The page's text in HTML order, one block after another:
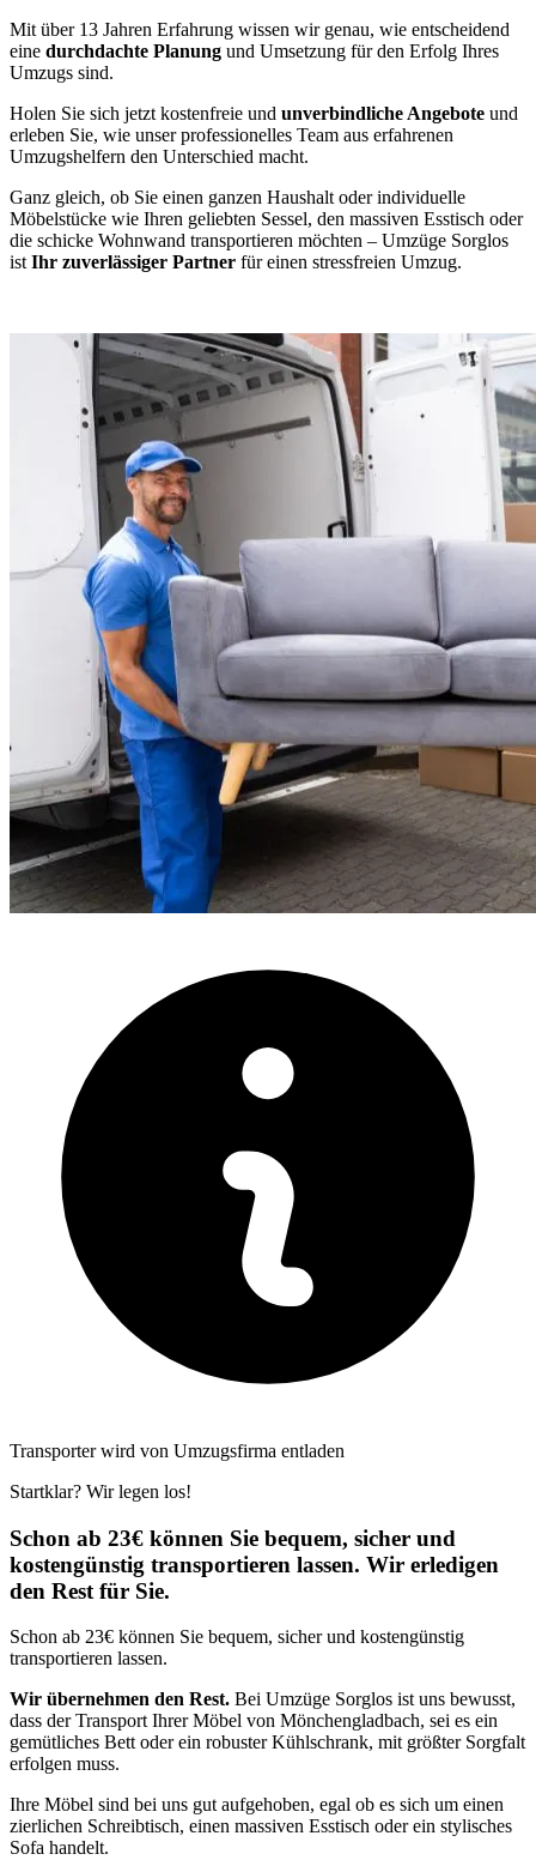
Mit über 13 Jahren Erfahrung wissen wir genau, wie entscheidend
eine durchdachte Planung und Umsetzung für den Erfolg Ihres
Umzugs sind.
Holen Sie sich jetzt kostenfreie und unverbindliche Angebote und
erleben Sie, wie unser professionelles Team aus erfahrenen
Umzugshelfern den Unterschied macht.
Ganz gleich, ob Sie einen ganzen Haushalt oder individuelle
Möbelstücke wie Ihren geliebten Sessel, den massiven Esstisch oder
die schicke Wohnwand transportieren möchten – Umzüge Sorglos
ist Ihr zuverlässiger Partner für einen stressfreien Umzug.
Transporter wird von Umzugsfirma entladen
Startklar? Wir legen los!
Schon ab 23€ können Sie bequem, sicher und
kostengünstig transportieren lassen. Wir erledigen
den Rest für Sie.
Schon ab 23€ können Sie bequem, sicher und kostengünstig
transportieren lassen.
Wir übernehmen den Rest. Bei Umzüge Sorglos ist uns bewusst,
dass der Transport Ihrer Möbel von Mönchengladbach, sei es ein
gemütliches Bett oder ein robuster Kühlschrank, mit größter Sorgfalt
erfolgen muss.
Ihre Möbel sind bei uns gut aufgehoben, egal ob es sich um einen
zierlichen Schreibtisch, einen massiven Esstisch oder ein stylisches
Sofa handelt.